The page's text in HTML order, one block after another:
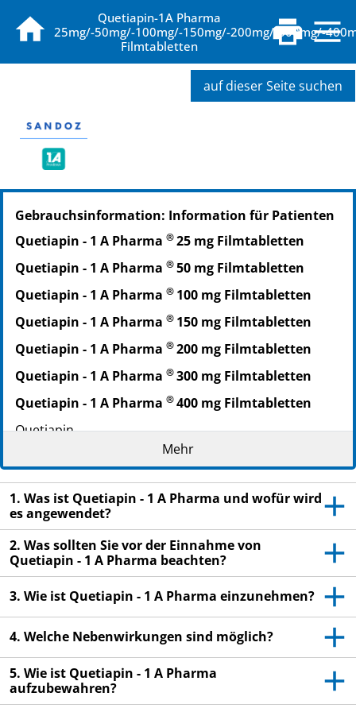
Quetiapin-1A Pharma
25mg/-50mg/-100mg/-150mg/-200mg/-300mg/-
Filmtabletten
auf dieser Seite suchen
PZN: 09494966
PPN: 110949496604
NTIN: 04150094949665
PZN: 09494989
PPN: 110949498957
NTIN: 04150094949894
PZN: 09494995
PPN: 110949499523
NTIN: 04150094949955
PZN: 09495026
PPN: 110949502685
NTIN: 04150094950265
Gebrauchsinformation: Information für Patienten
Quetiapin - 1 A Pharma ®25 mg Filmtabletten
Quetiapin - 1 A Pharma ®50 mg Filmtabletten
Quetiapin - 1 A Pharma ® 100 mg Filmtabletten
Quetiapin - 1 A Pharma ® 150 mg Filmtabletten
Quetiapin - 1 A Pharma ®200 mg Filmtabletten
Quetiapin - 1 A Pharma ®300 mg Filmtabletten
Quetiapin - 1 A Pharma ®400 mg Filmtabletten
Quetiapin
Lesen Sie die gesamte Packungsbeilage sorgfältig
durch, bevor Sie mit der Einnahme dieses
Arzneimittels beginnen, denn sie enthält wichtige
Informationen.
Heben Sie die Packungsbeilage auf. Vielleicht
möchten Sie diese später nochmals lesen.
Wenn Sie weitere Fragen haben, wenden Sie sich
an Ihren Arzt oder Apotheker.
verschrieben. Geben Sie es nicht an Dritte weiter.
Es kann anderen Menschen schaden, auch wenn
diese die gleichen Beschwerden haben wie Sie.
Mehr
1. Was ist Quetiapin - 1 A Pharma und wofür wird
es angewendet?
2. Was sollten Sie vor der Einnahme von
Quetiapin - 1 A Pharma beachten?
3. Wie ist Quetiapin - 1 A Pharma einzunehmen?
4. Welche Nebenwirkungen sind möglich?
5. Wie ist Quetiapin - 1 A Pharma
aufzubewahren?